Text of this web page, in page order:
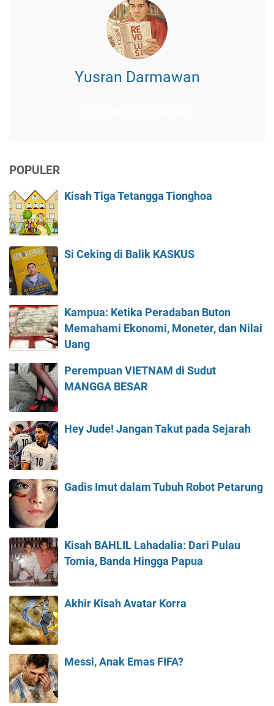
Yusran Darmawan
POPULER
Kisah Tiga Tetangga Tionghoa
Si Ceking di Balik KASKUS
Kampua: Ketika Peradaban Buton
Memahami Ekonomi, Moneter, dan Nilai
Uang
Perempuan VIETNAM di Sudut
MANGGA BESAR
Hey Jude! Jangan Takut pada Sejarah
Gadis Imut dalam Tubuh Robot Petarung
Kisah BAHLIL Lahadalia: Dari Pulau
Tomia, Banda Hingga Papua
Akhir Kisah Avatar Korra
Messi, Anak Emas FIFA?